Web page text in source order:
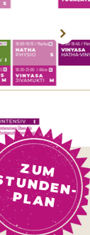
ZUM
PLAN